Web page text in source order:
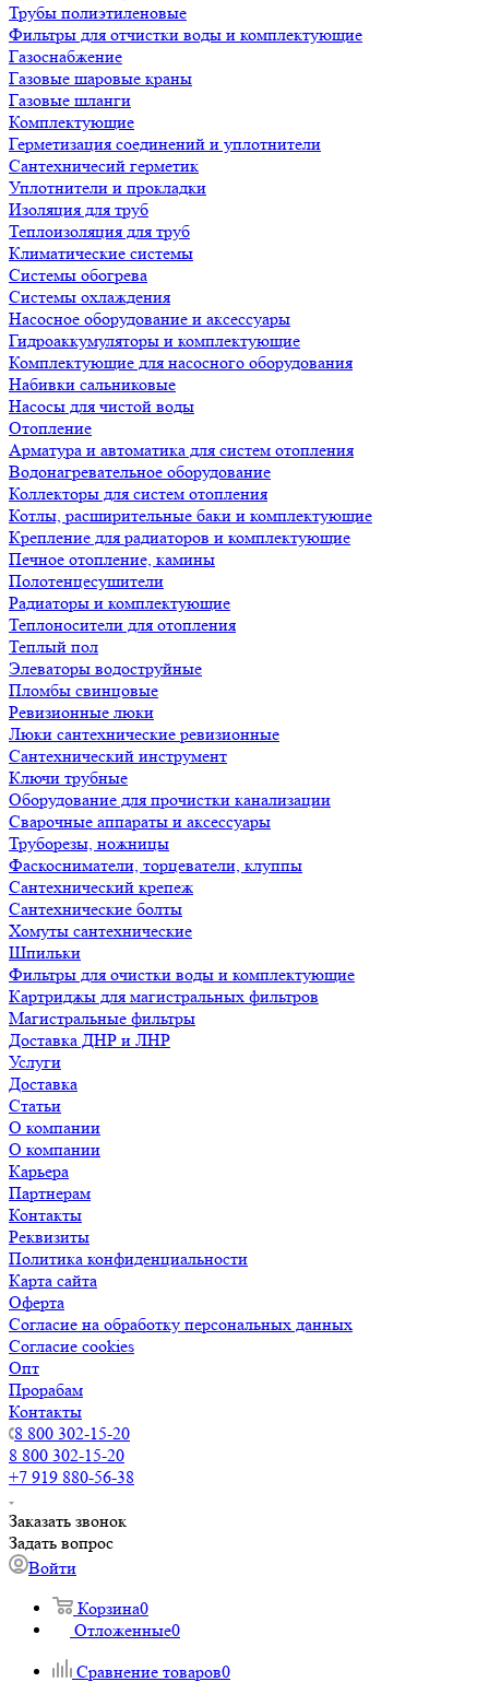
Трубы полиэтиленовые
Фильтры для отчистки воды и комплектующие
Газоснабжение
Газовые шаровые краны
Газовые шланги
Комплектующие
Герметизация соединений и уплотнители
Сантехничесий герметик
Уплотнители и прокладки
Изоляция для труб
Теплоизоляция для труб
Климатические системы
Системы обогрева
Системы охлаждения
Насосное оборудование и аксессуары
Гидроаккумуляторы и комплектующие
Комплектующие для насосного оборудования
Набивки сальниковые
Насосы для чистой воды
Отопление
Арматура и автоматика для систем отопления
Водонагревательное оборудование
Коллекторы для систем отопления
Котлы, расширительные баки и комплектующие
Крепление для радиаторов и комплектующие
Печное отопление, камины
Полотенцесушители
Радиаторы и комплектующие
Теплоносители для отопления
Теплый пол
Элеваторы водоструйные
Пломбы свинцовые
Ревизионные люки
Люки сантехнические ревизионные
Сантехнический инструмент
Ключи трубные
Оборудование для прочистки канализации
Сварочные аппараты и аксессуары
Труборезы, ножницы
Фаскосниматели, торцеватели, клуппы
Сантехнический крепеж
Сантехнические болты
Хомуты сантехнические
Шпильки
Фильтры для очистки воды и комплектующие
Картриджы для магистральных фильтров
Магистральные фильтры
Доставка ДНР и ЛНР
Услуги
Доставка
Статьи
О компании
О компании
Карьера
Партнерам
Контакты
Реквизиты
Политика конфиденциальности
Карта сайта
Оферта
Согласие на обработку персональных данных
Согласие cookies
Опт
Прорабам
Контакты
8 800 302-15-20
8 800 302-15-20
+7 919 880-56-38
Заказать звонок
Задать вопрос
Войти
Корзина0
Отложенные0
Сравнение товаров0